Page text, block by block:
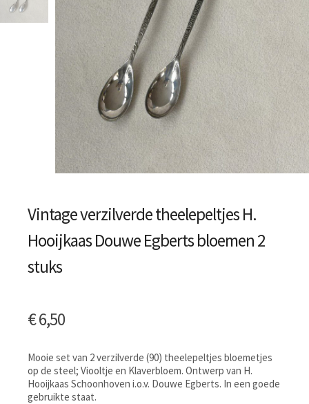
Vintage verzilverde theelepeltjes H.
Hooijkaas Douwe Egberts bloemen 2
stuks
€6,50
Mooie set van 2 verzilverde (90) theelepeltjes bloemetjes
op de steel; Viooltje en Klaverbloem. Ontwerp van H.
Hooijkaas Schoonhoven i.o.v. Douwe Egberts. In een goede
gebruikte staat.